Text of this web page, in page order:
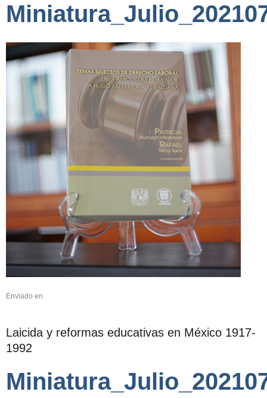
Enviado en
Laicida y reformas educativas en México 1917-
1992